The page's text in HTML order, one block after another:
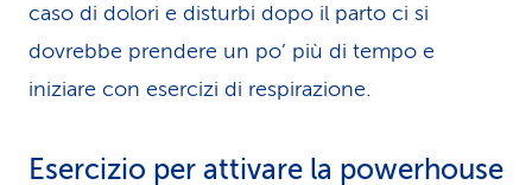
caso di dolori e disturbi dopo il parto ci si
dovrebbe prendere un po’ più di tempo e
iniziare con esercizi di respirazione.
Esercizio per attivare la powerhouse